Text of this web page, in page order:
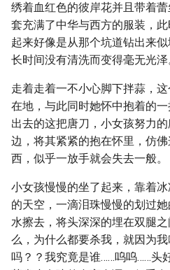
绣着血红色的彼岸花并且带着
套充满了中华与西方的服装，
起来好像是从那个坑道钻出来
长时间没有清洗而变得毫无光泽
走着走着一不小心脚下拌蒜，
在地，与此同时她怀中抱着的
出去的这把唐刀，小女孩努力
边，将其紧紧的抱在怀里，仿
西，似乎一放手就会失去一般。
小女孩慢慢的坐了起来，靠着
的天空，一滴泪珠慢慢的划过
水擦去，将头深深的埋在双腿
么，为什么都要杀我，就因为
吗？？我究竟是谁……呜呜……头